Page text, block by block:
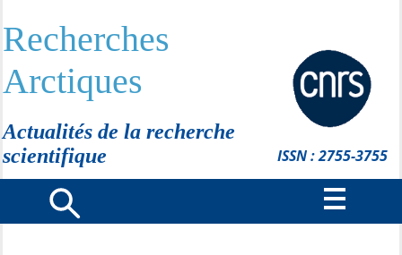
Recherches
Arctiques
Actualités de la recherche
scientifique
ISSN : 2755-3755